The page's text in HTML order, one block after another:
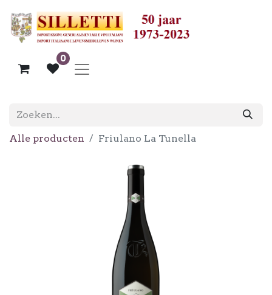
0
Alle producten Friulano La Tunella